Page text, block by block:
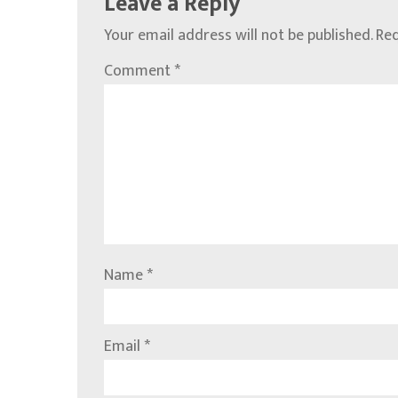
Your email address will not be published.
Comment*
Name*
Email*